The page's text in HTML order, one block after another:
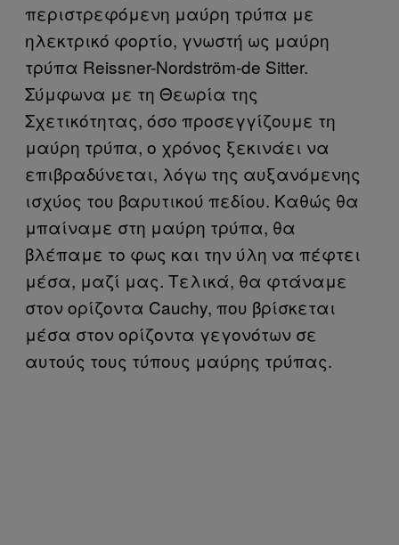
περιστρεφόμενη μαύρη τρύπα με
ηλεκτρικό φορτίο, γνωστή ως μαύρη
τρύπα Reissner-Nordström-de Sitter.
Σύμφωνα με τη Θεωρία της
Σχετικότητας, όσο προσεγγίζουμε τη
μαύρη τρύπα, ο χρόνος ξεκινάει να
επιβραδύνεται, λόγω της αυξανόμενης
ισχύος του βαρυτικού πεδίου. Καθώς θα
μπαίναμε στη μαύρη τρύπα, θα
βλέπαμε το φως και την ύλη να πέφτει
μέσα, μαζί μας. Τελικά, θα φτάναμε
στον ορίζοντα Cauchy, που βρίσκεται
μέσα στον ορίζοντα γεγονότων σε
αυτούς τους τύπους μαύρης τρύπας.